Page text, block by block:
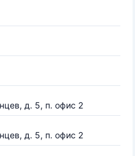
д. 5, п. офис 2
д. 5, п. офис 2